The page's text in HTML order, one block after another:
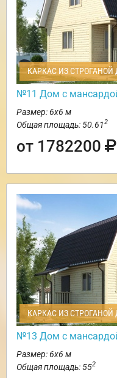
КАРКАС ИЗ СТРОГАНОЙ
№11 Дом с
Размер: 6х6 м
Общая площадь: 50.612
от 1782200
КАРКАС ИЗ СТРОГАНОЙ
№13 Дом с
Размер: 6х6 м
Общая площадь: 552